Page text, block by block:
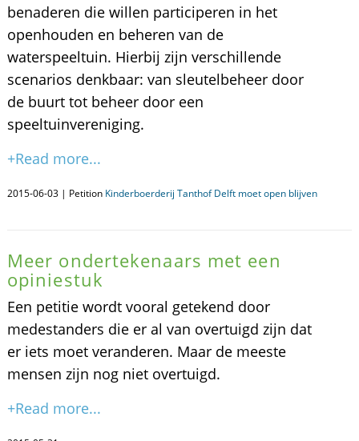
benaderen die willen participeren in het
openhouden en beheren van de
waterspeeltuin. Hierbij zijn verschillende
scenarios denkbaar: van sleutelbeheer door
de buurt tot beheer door een
speeltuinvereniging.
+Read more...
2015-06-03 | Petition Kinderboerderij Tanthof Delft moet open blijven
Meer ondertekenaars met een
opiniestuk
Een petitie wordt vooral getekend door
medestanders die er al van overtuigd zijn dat
er iets moet veranderen. Maar de meeste
mensen zijn nog niet overtuigd.
+Read more...